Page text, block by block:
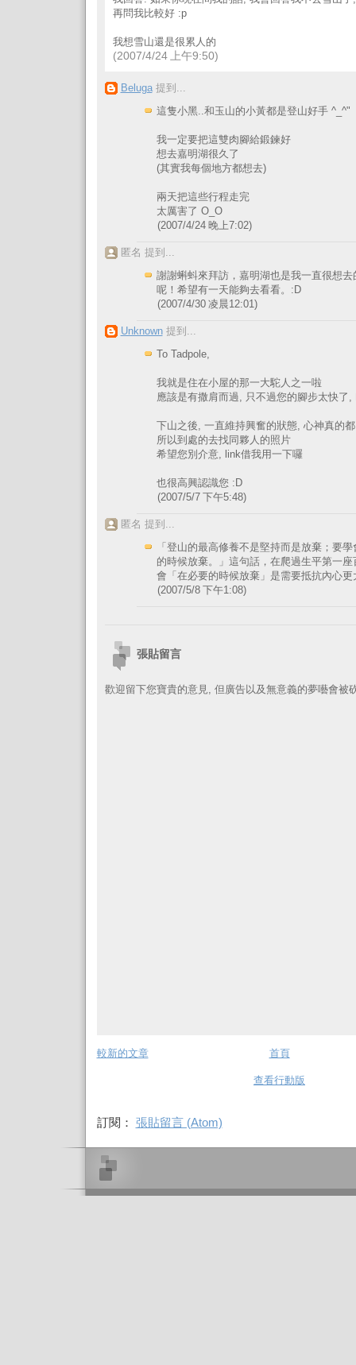
再問我比較好 :p
我想雪山還是很累人的
(2007/4/24 上午9:50)
Beluga提到...
這隻小黑..和玉山的小黃都是登山好手 ^_^"
我一定要把這雙肉腳給鍛鍊好
想去嘉明湖很久了
(其實我每個地方都想去)
兩天把這些行程走完
太厲害了 O_O
(2007/4/24 晚上7:02)
匿名 提到...
謝謝蝌蚪來拜訪，嘉明湖也是我一直很想去
呢！希望有一天能夠去看看。:D
(2007/4/30 凌晨12:01)
Unknown提到...
To Tadpole,
我就是住在小屋的那一大駝人之一啦
應該是有撒肩而過, 只不過您的腳步太快了,
下山之後, 一直維持興奮的狀態, 心神真的
所以到處的去找同夥人的照片
希望您別介意, link借我用一下囉
也很高興認識您 :D
(2007/5/7 下午5:48)
匿名 提到...
「登山的最高修養不是堅持而是放棄；要學
的時候放棄。」這句話，在爬過生平第一
會「在必要的時候放棄」是需要抵抗內心更
(2007/5/8 下午1:08)
張貼留言
歡迎留下您寶貴的意見, 但廣告以及無意義的夢囈會被
較新的文章 首頁
查看行動版
訂閱： 張貼留言 (Atom)